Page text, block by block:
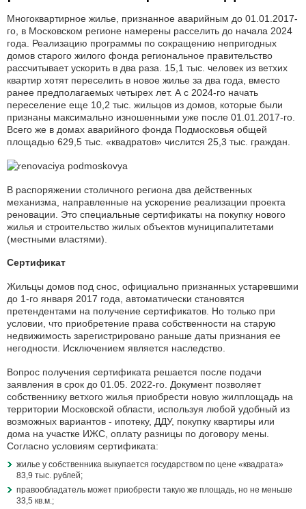
Многоквартирное жилье, признанное аварийным до 01.01.2017-
го, в Московском регионе намерены расселить до начала 2024
года. Реализацию программы по сокращению непригодных
домов старого жилого фонда региональное правительство
рассчитывает ускорить в два раза. 15,1 тыс. человек из ветхих
квартир хотят переселить в новое жилье за два года, вместо
ранее предполагаемых четырех лет. А с 2024-го начать
переселение еще 10,2 тыс. жильцов из домов, которые были
признаны максимально изношенными уже после 01.01.2017-го.
Всего же в домах аварийного фонда Подмосковья общей
площадью 629,5 тыс. «квадратов» числится 25,3 тыс. граждан.
В распоряжении столичного региона два действенных
механизма, направленные на ускорение реализации проекта
реновации. Это специальные сертификаты на покупку нового
жилья и строительство жилых объектов муниципалитетами
(местными властями).
Сертификат
Жильцы домов под снос, официально признанных устаревшими
до 1-го января 2017 года, автоматически становятся
претендентами на получение сертификатов. Но только при
условии, что приобретение права собственности на старую
недвижимость зарегистрировано раньше даты признания ее
негодности. Исключением является наследство.
Вопрос получения сертификата решается после подачи
заявления в срок до 01.05. 2022-го. Документ позволяет
собственнику ветхого жилья приобрести новую жилплощадь на
территории Московской области, используя любой удобный из
возможных вариантов - ипотеку, ДДУ, покупку квартиры или
дома на участке ИЖС, оплату разницы по договору мены.
Согласно условиям сертификата:
жилье у собственника выкупается государством по цене «квадрата»
83,9 тыс. рублей;
правообладатель может приобрести такую же площадь, но не меньше
33,5 кв.м.;